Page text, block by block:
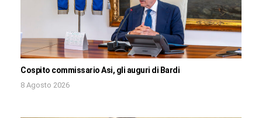
Cospito commissario Asi, gli auguri di Bardi
8 Agosto 2026